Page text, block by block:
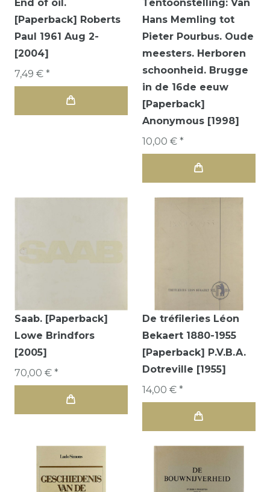
End of oil.
[Paperback] Roberts
Paul 1961 Aug 2-
[2004]
7,49 € *
Tentoonstelling: Van
Hans Memling tot
Pieter Pourbus. Oude
meesters. Herboren
schoonheid. Brugge
in de 16de eeuw
[Paperback]
Anonymous [1998]
10,00 € *
Saab. [Paperback]
Lowe Brindfors
[2005]
70,00 € *
De tréfileries Léon
Bekaert 1880-1955
[Paperback] P.V.B.A.
Dotreville [1955]
14,00 € *